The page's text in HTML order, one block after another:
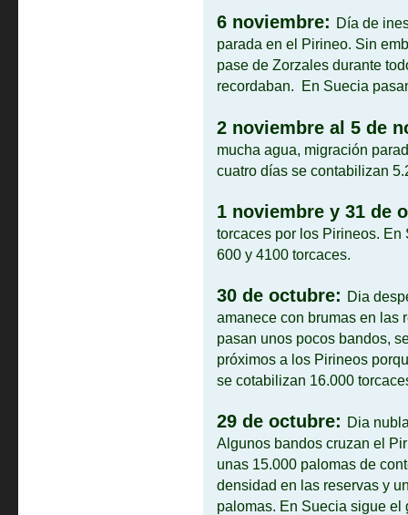
6 noviembre: Día de
parada en el Pirineo. Sin
pase de Zorzales durante
recordaban. En Suecia
2 noviembre al 5 de
mucha agua, migración
cuatro días se contabilizan
1 noviembre y 31 de
torcaces por los Pirineos.
600 y 4100 torcaces.
30 de octubre: Dia
amanece con brumas en las
pasan unos pocos bandos,
próximos a los Pirineos
se cotabilizan 16.000
29 de octubre: Dia
Algunos bandos cruzan el
unas 15.000 palomas de
densidad en las reservas y
palomas. En Suecia sigue el